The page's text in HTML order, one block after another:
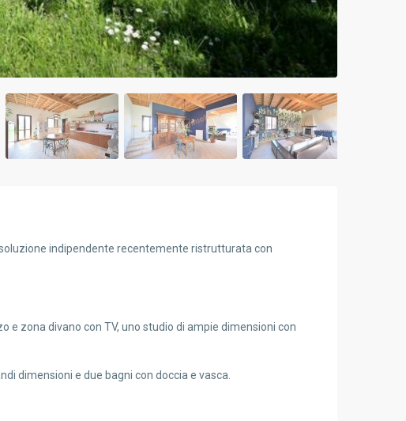
indipendente recentemente ristrutturata con
e zona divano con TV, uno studio di ampie dimensioni con
dimensioni e due bagni con doccia e vasca.